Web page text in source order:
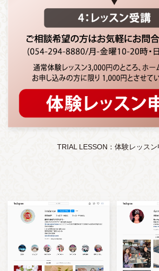
TRIAL LESSON：体験レッスン